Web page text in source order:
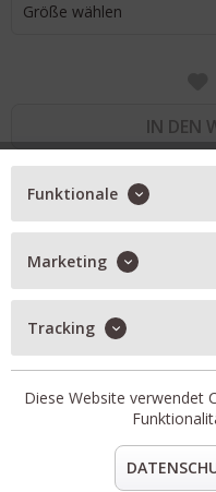
Größe wählen
IN DEN
BESCHREIBUNG
5-Pocket Jeans in
mittlere Leibhöhe
Slim straight
mit Stretchanteil
Artikel-Nr.:
W0004-
92%
teilen
pin it
Funktionale
Marketing
Tracking
Diese Website verwendet